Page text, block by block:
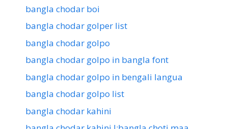
bangla chodar boi
bangla chodar golper list
bangla chodar golpo
bangla chodar golpo in bangla font
bangla chodar golpo in bengali langua
bangla chodar golpo list
bangla chodar kahini